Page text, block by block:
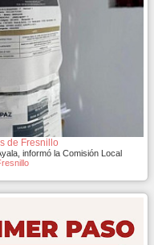
de Fresnillo
informó la Comisión Local